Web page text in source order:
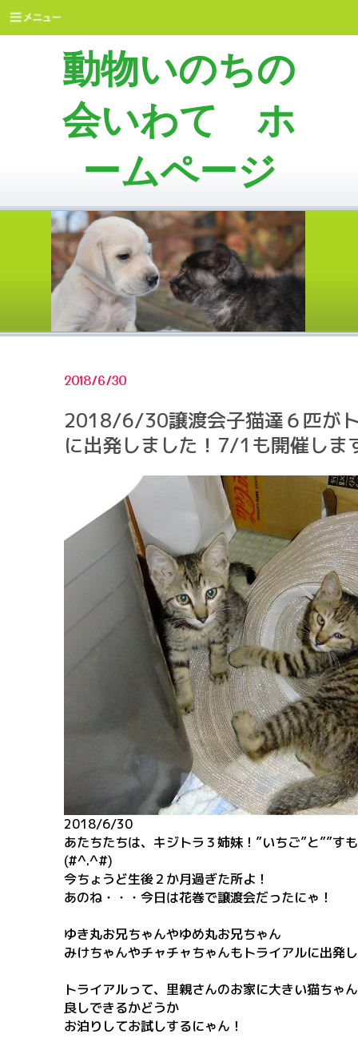
動物いのちの
会いわて ホ
ームページ
2018/6/30
2018/6/30譲渡会子猫達６匹が
に出発しました！7/1も開催しま
2018/6/30
あたちたちは、キジトラ３姉妹！”いちご”と””す
(#^.^#)
今ちょうど生後２か月過ぎた所よ！
あのね・・・今日は花巻で譲渡会だったにゃ！
ゆき丸お兄ちゃんやゆめ丸お兄ちゃん
みけちゃんやチャチャちゃんもトライアルに出発
トライアルって、里親さんのお家に大きい猫ちゃ
良しできるかどうか
お泊りしてお試しするにゃん！